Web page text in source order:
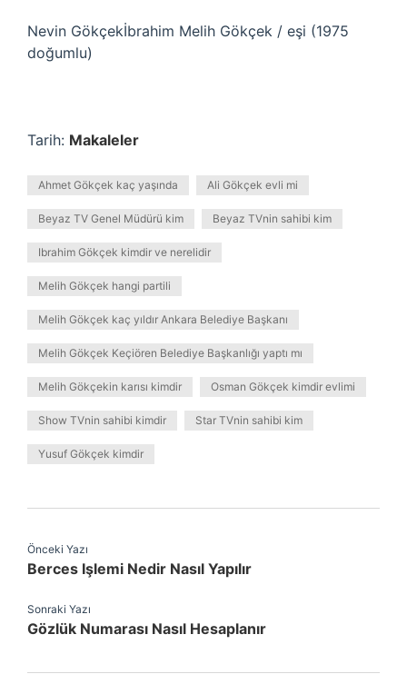
Nevin Gökçekİbrahim Melih Gökçek / eşi (1975
doğumlu)
Tarih: Makaleler
Ahmet Gökçek kaç yaşında Ali Gökçek evli mi
Beyaz TV Genel Müdürü kim Beyaz TVnin sahibi kim
Ibrahim Gökçek kimdir ve nerelidir
Melih Gökçek hangi partili
Melih Gökçek kaç yıldır Ankara Belediye Başkanı
Melih Gökçek Keçiören Belediye Başkanlığı yaptı mı
Melih Gökçekin karısı kimdir Osman Gökçek kimdir evlimi
Show TVnin sahibi kimdir Star TVnin sahibi kim
Yusuf Gökçek kimdir
Önceki Yazı
Berces Işlemi Nedir Nasıl Yapılır
Sonraki Yazı
Gözlük Numarası Nasıl Hesaplanır